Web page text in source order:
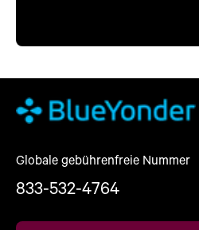
Globale gebührenfreie Nummer
833-532-4764